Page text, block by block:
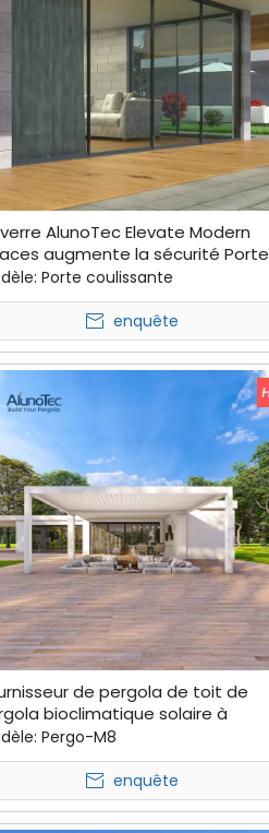
AlunoTec Elevate Modern
augmente la sécurité Porte
en verre à cadre ultra-
Porte coulissante
enquête
de pergola de toit de
bioclimatique solaire à
lourde Pergo-M8 à vendre
Pergo-M8
enquête